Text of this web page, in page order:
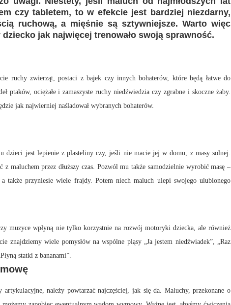
czy tabletem, to w efekcie jest bardziej niezdarny,
ruchową, a mięśnie są sztywniejsze. Warto więc
jak najwięcej trenowało swoją sprawność.
ruchy zwierząt, postaci z bajek czy innych bohaterów, które będą łatwe do
ptaków, ociężałe i zamaszyste ruchy niedźwiedzia czy zgrabne i skoczne żaby.
jak najwierniej naśladował wybranych bohaterów.
dzieci jest lepienie z plasteliny czy, jeśli nie macie jej w domu, z masy solnej.
maluchem przez dłuższy czas. Pozwól mu także samodzielnie wyrobić masę –
także przyniesie wiele frajdy. Potem niech maluch ulepi swojego ulubionego
muzyce wpłyną nie tylko korzystnie na rozwój motoryki dziecka, ale również
znajdziemy wiele pomysłów na wspólne pląsy „Ja jestem niedźwiadek”, „Raz
statki z bananami”.
należy powtarzać najczęściej, jak się da. Maluchy, przekonane o